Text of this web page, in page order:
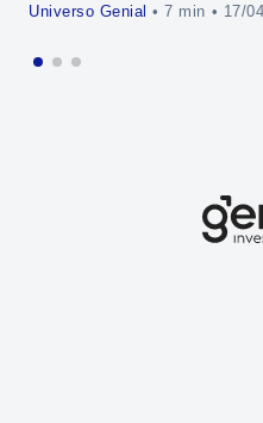
Universo Genial • • 17/